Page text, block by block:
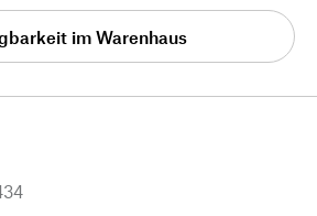
im Warenhaus